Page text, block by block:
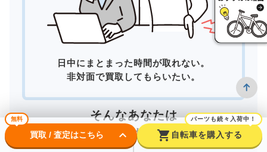
日中にまとまった時間が取れない。
非対面で買取してもらいたい。
そんなあなたは
宅配買取がおすすめ！
無料
買取 / 査定はこちら keyboard_arrow_down shopping_cart
パーツも続々入荷中！
自転車を購入する